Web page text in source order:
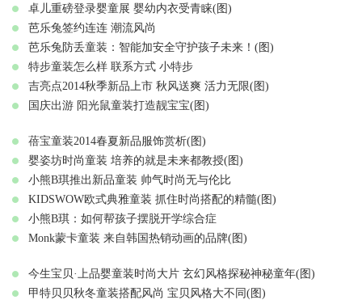
卓儿重磅登录婴童展 婴幼内衣受青睐(图)
芭乐兔签约连连 潮流风尚
芭乐兔防丢童装：智能加安全守护孩子未来！(图)
特步童装怎么样 联系方式 小特步
吉亮点2014秋季新品上市 秋风送爽 活力无限(图)
国庆出游 阳光鼠童装打造靓宝宝(图)
蓓宝童装2014春夏新品服饰赏析(图)
婴姿坊时尚童装 培养的就是未来都教授(图)
小熊B琪推出新品童装 帅气时尚无与伦比
KIDSWOW欧式典雅童装 抓住时尚搭配的精髓(图)
小熊B琪：如何帮孩子摆脱开学综合症
Monk蒙卡童装 来自韩国热销动画的品牌(图)
今生宝贝·上品婴童装时尚大片 玄幻风格探秘神秘童年(图)
甲特贝贝秋冬童装搭配风尚 宝贝风格大不同(图)